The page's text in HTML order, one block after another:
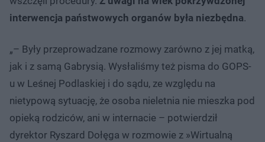
interwencja państwowych organów była niezbędna.
„– Były przeprowadzane rozmowy zarówno z jej matką,
jak i z samą Gabrysią. Wysłaliśmy też pisma do GOPS-
u w Leśnej Podlaskiej i do sądu, ze względu na
nietypową sytuację, że osoba nieletnia nie mieszka pod
opieką rodziców, ani w internacie – potwierdził
dyrektor Ryszard Dołęga w rozmowie z »Wirtualną